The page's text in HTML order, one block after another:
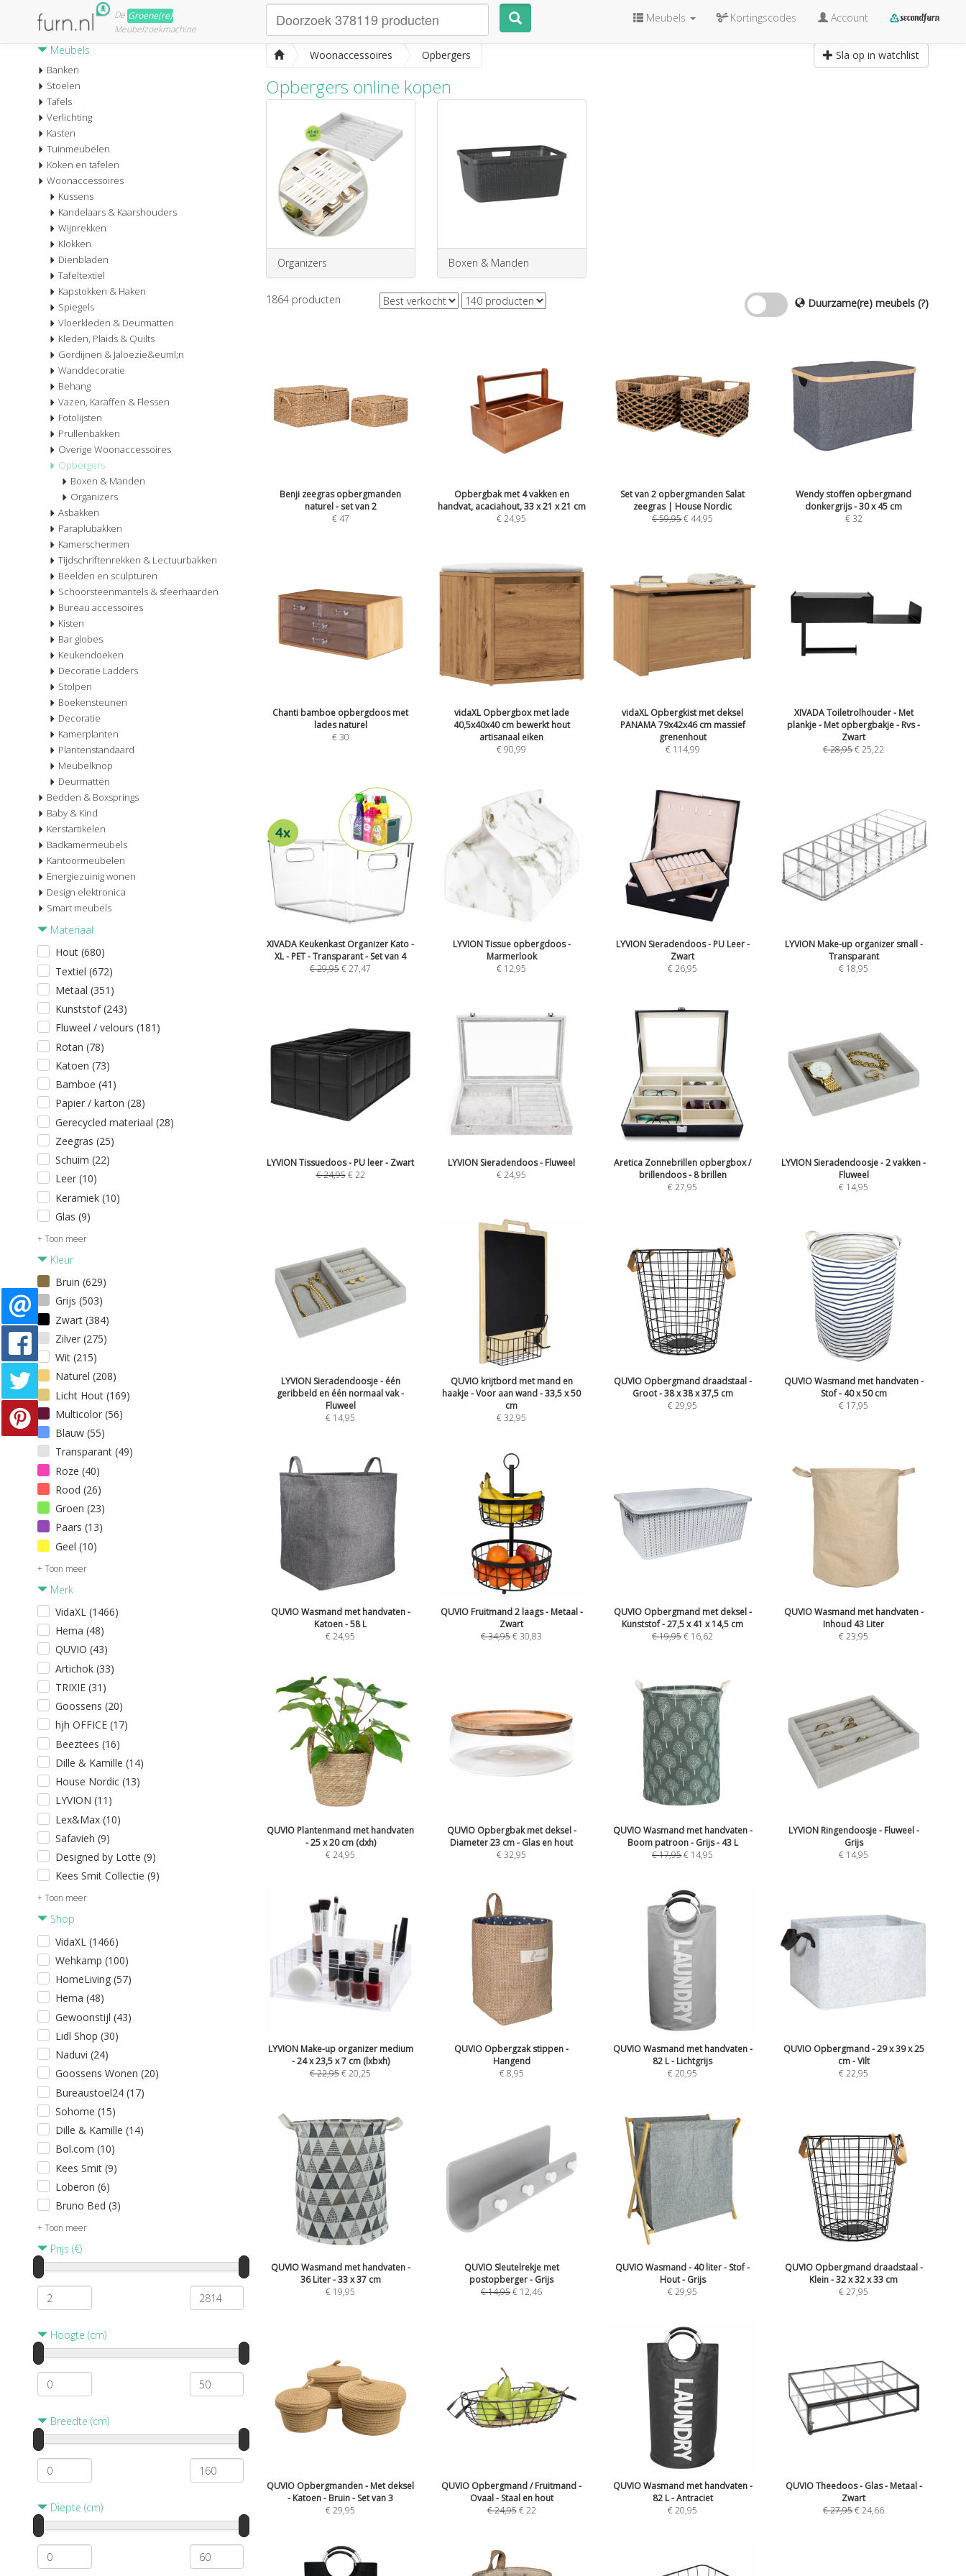
De Groene(re)
Meubelzoekmachine
Meubels Kortingscodes Account
Meubels
Banken
Stoelen
Tafels
Verlichting
Kasten
Tuinmeubelen
Koken en tafelen
Woonaccessoires
Kussens
Kandelaars & Kaarshouders
Wijnrekken
Klokken
Dienbladen
Tafeltextiel
Kapstokken & Haken
Spiegels
Vloerkleden & Deurmatten
Kleden, Plaids & Quilts
Gordijnen & Jaloezie&euml;n
Wanddecoratie
Behang
Vazen, Karaffen & Flessen
Fotolijsten
Prullenbakken
Overige Woonaccessoires
Opbergers
Boxen & Manden
Organizers
Asbakken
Paraplubakken
Kamerschermen
Tijdschriftenrekken & Lectuurbakken
Beelden en sculpturen
Schoorsteenmantels & sfeerhaarden
Bureau accessoires
Kisten
Bar globes
Keukendoeken
Decoratie Ladders
Stolpen
Boekensteunen
Decoratie
Kamerplanten
Plantenstandaard
Meubelknop
Deurmatten
Bedden & Boxsprings
Baby & Kind
Kerstartikelen
Badkamermeubels
Kantoormeubelen
Energiezuinig wonen
Design elektronica
Smart meubels
Materiaal
Hout (680)
Textiel (672)
Metaal (351)
Kunststof (243)
Fluweel / velours (181)
Rotan (78)
Katoen (73)
Bamboe (41)
Papier / karton (28)
Gerecycled materiaal (28)
Zeegras (25)
Schuim (22)
Leer (10)
Keramiek (10)
Glas (9)
+ Toon meer
Kleur
Bruin (629)
Grijs (503)
Zwart (384)
Zilver (275)
Wit (215)
Naturel (208)
Licht Hout (169)
Multicolor (56)
Blauw (55)
Transparant (49)
Roze (40)
Rood (26)
Groen (23)
Paars (13)
Geel (10)
+ Toon meer
Merk
VidaXL (1466)
Hema (48)
QUVIO (43)
Artichok (33)
TRIXIE (31)
Goossens (20)
hjh OFFICE (17)
Beeztees (16)
Dille & Kamille (14)
House Nordic (13)
LYVION (11)
Lex&Max (10)
Safavieh (9)
Designed by Lotte (9)
Kees Smit Collectie (9)
+ Toon meer
Shop
VidaXL (1466)
Wehkamp (100)
HomeLiving (57)
Hema (48)
Gewoonstijl (43)
Lidl Shop (30)
Naduvi (24)
Goossens Wonen (20)
Bureaustoel24 (17)
Sohome (15)
Dille & Kamille (14)
Bol.com (10)
Kees Smit (9)
Loberon (6)
Bruno Bed (3)
+ Toon meer
Prijs (€)
Hoogte (cm)
Breedte (cm)
Diepte (cm)
Woonaccessoires Opbergers Sla op in watchlist
Opbergers online kopen
Organizers Boxen & Manden
1864producten Duurzame(re) meubels (?)
Benji zeegras opbergmanden
naturel - set van 2
€47
Opbergbak met 4 vakken en
handvat, acaciahout, 33 x 21 x 21 cm
€24,95
Set van 2 opbergmanden Salat
zeegras | House Nordic
€59,95€44,95
Wendy stoffen opbergmand
donkergrijs - 30 x 45 cm
€32
Chanti bamboe opbergdoos met
lades naturel
€30
vidaXL Opbergbox met lade
40,5x40x40 cm bewerkt hout
artisanaal eiken
€90,99
vidaXL Opbergkist met deksel
PANAMA 79x42x46 cm massief
grenenhout
€ 114,99
XIVADA Toiletrolhouder - Met
plankje - Met opbergbakje - Rvs -
Zwart
€28,95€25,22
XIVADA Keukenkast Organizer Kato -
XL - PET - Transparant - Set van 4
€29,95€27,47
LYVION Tissue opbergdoos -
Marmerlook
€ 12,95
LYVION Sieradendoos - PU Leer -
Zwart
€26,95
LYVION Make-up organizer small -
Transparant
€ 18,95
LYVION Tissuedoos - PU leer - Zwart
€24,95 €22
LYVION Sieradendoos - Fluweel
€24,95
Aretica Zonnebrillen opbergbox /
brillendoos - 8 brillen
€27,95
LYVION Sieradendoosje - 2 vakken -
Fluweel
€ 14,95
LYVION Sieradendoosje - één
geribbeld en één normaal vak -
Fluweel
€ 14,95
QUVIO krijtbord met mand en
haakje - Voor aan wand - 33,5 x 50
cm
€32,95
QUVIO Opbergmand draadstaal -
Groot - 38 x 38 x 37,5 cm
€29,95
QUVIO Wasmand met handvaten -
Stof - 40 x 50 cm
€ 17,95
QUVIO Wasmand met handvaten -
Katoen - 58 L
€24,95
QUVIO Fruitmand 2 laags - Metaal -
Zwart
€34,95€30,83
QUVIO Opbergmand met deksel -
Kunststof - 27,5 x 41 x 14,5 cm
€19,95€ 16,62
QUVIO Wasmand met handvaten -
Inhoud 43 Liter
€23,95
QUVIO Plantenmand met handvaten
- 25 x 20 cm (dxh)
€24,95
QUVIO Opbergbak met deksel -
Diameter 23 cm - Glas en hout
€32,95
QUVIO Wasmand met handvaten -
Boom patroon - Grijs - 43 L
€17,95€ 14,95
LYVION Ringendoosje - Fluweel -
Grijs
€ 14,95
LYVION Make-up organizer medium
- 24 x 23,5 x 7 cm (lxbxh)
€22,95€20,25
QUVIO Opbergzak stippen -
Hangend
€8,95
QUVIO Wasmand met handvaten -
82 L - Lichtgrijs
€20,95
QUVIO Opbergmand - 29 x 39 x 25
cm - Vilt
€22,95
QUVIO Wasmand met handvaten -
36 Liter - 33 x 37 cm
€ 19,95
QUVIO Sleutelrekje met
postopberger - Grijs
€14,95€ 12,46
QUVIO Wasmand - 40 liter - Stof -
Hout - Grijs
€29,95
QUVIO Opbergmand draadstaal -
Klein - 32 x 32 x 33 cm
€27,95
QUVIO Opbergmanden - Met deksel
- Katoen - Bruin - Set van 3
€29,95
QUVIO Opbergmand / Fruitmand -
Ovaal - Staal en hout
€24,95€22
QUVIO Wasmand met handvaten -
82 L - Antraciet
€20,95
QUVIO Theedoos - Glas - Metaal -
Zwart
€27,95€24,66